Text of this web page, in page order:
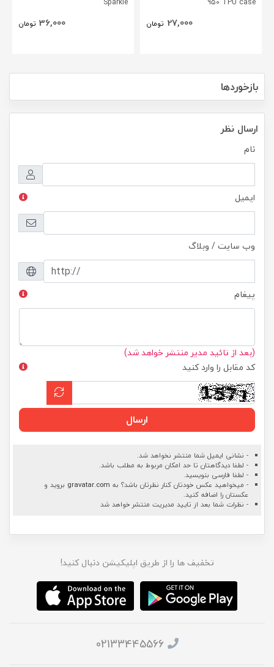
27,000 تومان 36,000 تومان
بازخوردها
ارسال نظر
نام
ایمیل
وب سایت / وبلاگ
پیغام
(بعد از تائید مدیر منتشر خواهد شد)
کد مقابل را وارد کنید
ارسال
- نشانی ایمیل شما منتشر نخواهد شد.
- لطفا دیدگاهتان تا حد امکان مربوط به مطلب باشد.
- لطفا فارسی بنویسید.
- میخواهید عکس خودتان کنار نظرتان باشد؟ به gravatar.com بروید و
عکستان را اضافه کنید.
- نظرات شما بعد از تایید مدیریت منتشر خواهد شد
تخفیف ها را از طریق اپلیکیشن دنبال کنید!
02133445566